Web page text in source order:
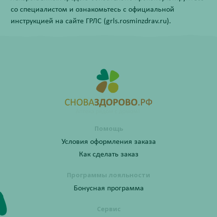
со специалистом и ознакомьтесь с официальной
инструкцией на сайте ГРЛС (grls.rosminzdrav.ru).
Помощь
Условия оформления заказа
Как сделать заказ
Программы лояльности
Бонусная программа
Сервис